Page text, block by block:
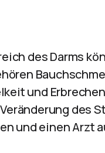
des Darms
und
des
und einen Arzt